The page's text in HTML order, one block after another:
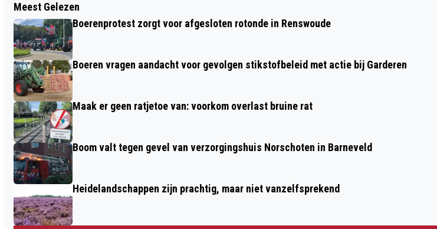
WOUTER SCHALKOORT GEEFT
ORGELCONCERT IN BETHELKERK
LUNTEREN
WONINGINBRAAK
Meest Gelezen
Boerenprotest zorgt voor afgesloten rotonde in Renswoude
Boeren vragen aandacht voor gevolgen stikstofbeleid met actie bij Garderen
Maak er geen ratjetoe van: voorkom overlast bruine rat
Boom valt tegen gevel van verzorgingshuis Norschoten in Barneveld
Heidelandschappen zijn prachtig, maar niet vanzelfsprekend